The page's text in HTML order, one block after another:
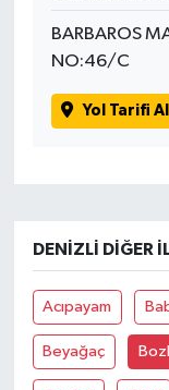
BARBAROS
NO:46/C
Yol Tarifi Al
DENIZLI DIĞER
Acıpayam
Beyağaç